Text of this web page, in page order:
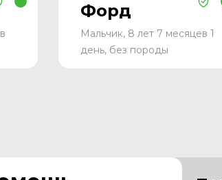
Форд
Мальчик, 8 лет 7 месяцев 1
день, без породы